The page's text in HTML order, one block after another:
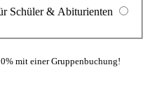
Schüler & Abiturienten
mit einer Gruppenbuchung!